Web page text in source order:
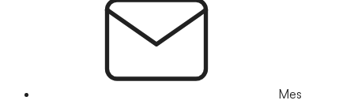
Mes